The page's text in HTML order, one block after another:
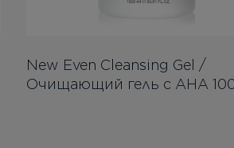
New Even Cleansing Gel /
Очищающий гель с АНА